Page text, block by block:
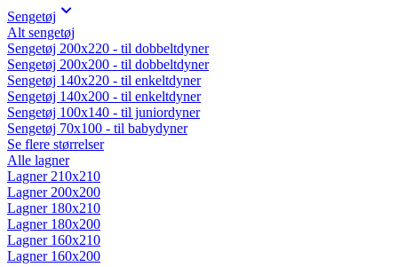
Sengetøj
Alt sengetøj
Sengetøj 200x220 - til dobbeltdyner
Sengetøj 200x200 - til dobbeltdyner
Sengetøj 140x220 - til enkeltdyner
Sengetøj 140x200 - til enkeltdyner
Sengetøj 100x140 - til juniordyner
Sengetøj 70x100 - til babydyner
Se flere størrelser
Alle lagner
Lagner 210x210
Lagner 200x200
Lagner 180x210
Lagner 180x200
Lagner 160x210
Lagner 160x200